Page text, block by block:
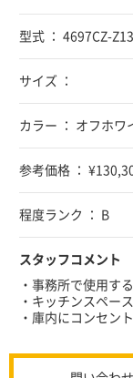
型式 ： 4697CZ-Z13
サイズ ：
カラー ： オフホワ
参考価格 ：
程度ランク ： B
スタッフコメント
・事務所で使用す
・キッチンスペー
・庫内にコンセン